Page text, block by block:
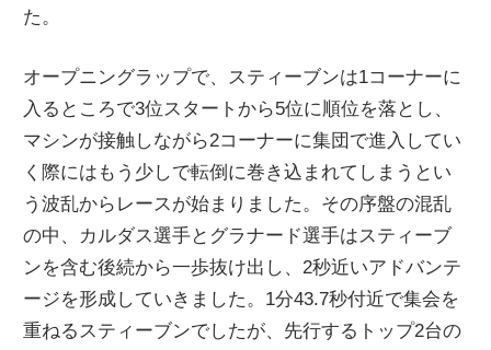
た。
オープニングラップで、スティーブンは1コーナーに
入るところで3位スタートから5位に順位を落とし、
マシンが接触しながら2コーナーに集団で進入してい
く際にはもう少しで転倒に巻き込まれてしまうとい
う波乱からレースが始まりました。その序盤の混乱
の中、カルダス選手とグラナード選手はスティーブ
ンを含む後続から一歩抜け出し、2秒近いアドバンテ
ージを形成していきました。1分43.7秒付近で集会を
重ねるスティーブンでしたが、先行するトップ2台の